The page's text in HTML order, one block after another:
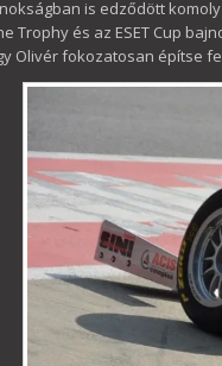
is edződött
Trophy és az ESET Cup
Olivér fokozatosan építse